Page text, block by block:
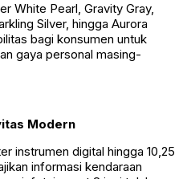
White Pearl, Gravity Gray,
Silver, hingga Aurora
bagi konsumen untuk
gaya personal masing-
Modern
instrumen digital hingga 10,25
informasi kendaraan